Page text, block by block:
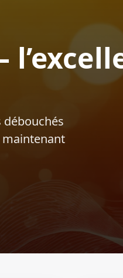
débouchés
maintenant